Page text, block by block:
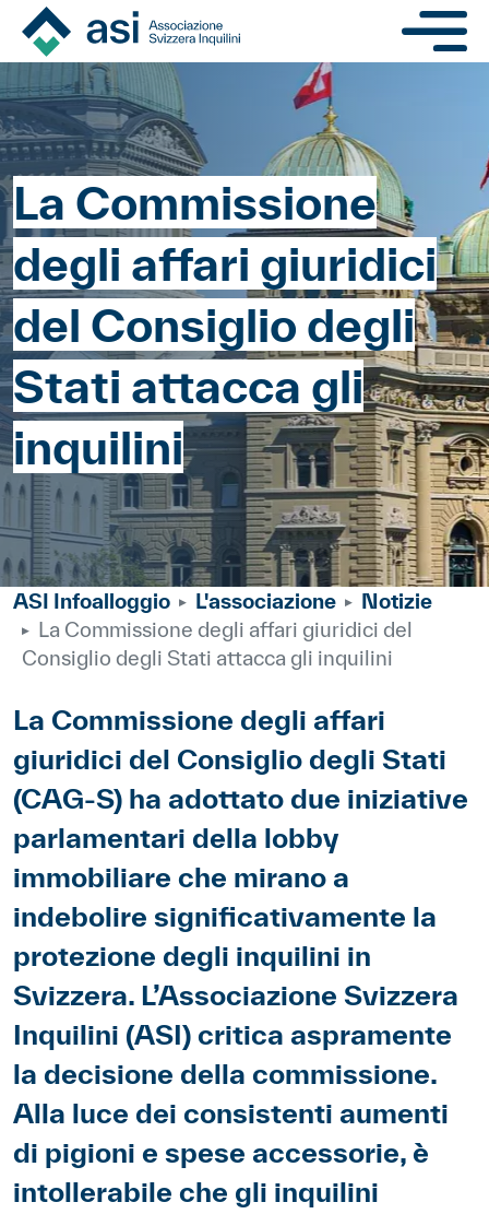
Salta al contenuto
La Commissione
degli affari giuridici
del Consiglio degli
Stati attacca gli
inquilini
ASI Infoalloggio L'associazione
Notizie
La Commissione degli affari giuridici del
Consiglio degli Stati attacca gli inquilini
Body
La Commissione degli affari
giuridici del Consiglio degli Stati
(CAG-S) ha adottato due iniziative
parlamentari della lobby
immobiliare che mirano a
indebolire significativamente la
protezione degli inquilini in
Svizzera. L’Associazione Svizzera
Inquilini (ASI) critica aspramente
la decisione della commissione.
Alla luce dei consistenti aumenti
di pigioni e spese accessorie, è
intollerabile che gli inquilini